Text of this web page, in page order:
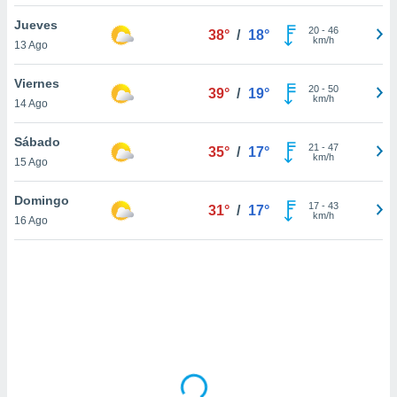
de
sitio
de que
sean
para
ni para
Jueves
13 Ago
38° / 18° 20- 46
km/h
Viernes
14 Ago
39° / 19° 20- 50
km/h
Sábado
15 Ago
35° / 17° 21 - 47
km/h
Domingo
16 Ago
31° / 17° 17- 43
km/h